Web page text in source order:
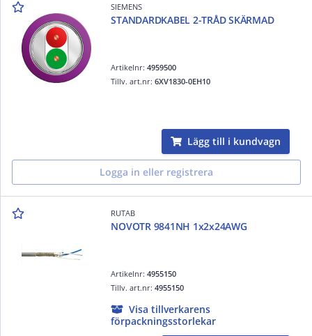
SIEMENS
STANDARDKABEL 2-TRÅD SKÄRMAD
Artikelnr:4959500
Tillv. art.nr:6XV1830-0EH10
Lägg till i kundvagn
Logga in eller registrera
RUTAB
NOVOTR 9841NH 1x2x24AWG
Artikelnr:4955150
Tillv. art.nr:4955150
Visa tillverkarens
förpackningsstorlekar